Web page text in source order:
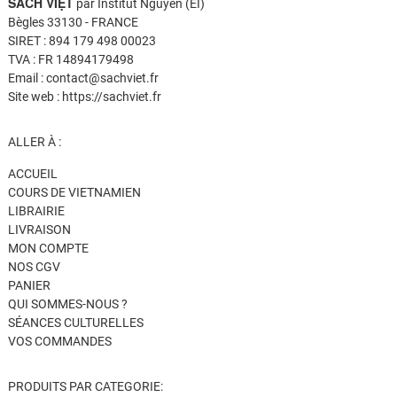
par Institut Nguyen (EI)
Bègles 33130 - FRANCE
SIRET : 894 179 498 00023
TVA : FR 14894179498
Email : contact@sachviet.fr
Site web : https://sachviet.fr
ALLER À :
ACCUEIL
COURS DE VIETNAMIEN
LIBRAIRIE
LIVRAISON
MON COMPTE
NOS CGV
PANIER
QUI SOMMES-NOUS ?
SÉANCES CULTURELLES
VOS COMMANDES
PRODUITS PAR CATEGORIE: